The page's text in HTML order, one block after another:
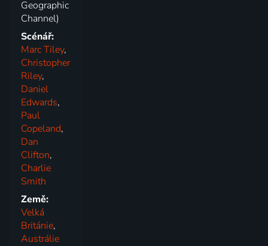
Geographic
Channel)
Scénář:
Marc Tiley,
Christopher
Riley,
Daniel
Edwards,
Paul
Copeland,
Dan
Clifton,
Charlie
Smith
Země:
Velká
Británie,
Austrálie